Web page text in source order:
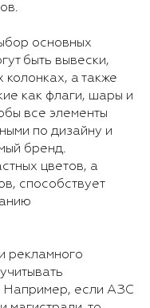
основных
быть вывески,
колонках, а также
как флаги, шары и
все элементы
по дизайну и
бренд.
цветов, а
способствует
рекламного
Например, если АЗС